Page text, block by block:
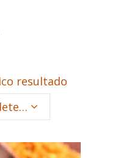
resultado
Orden predeterminado